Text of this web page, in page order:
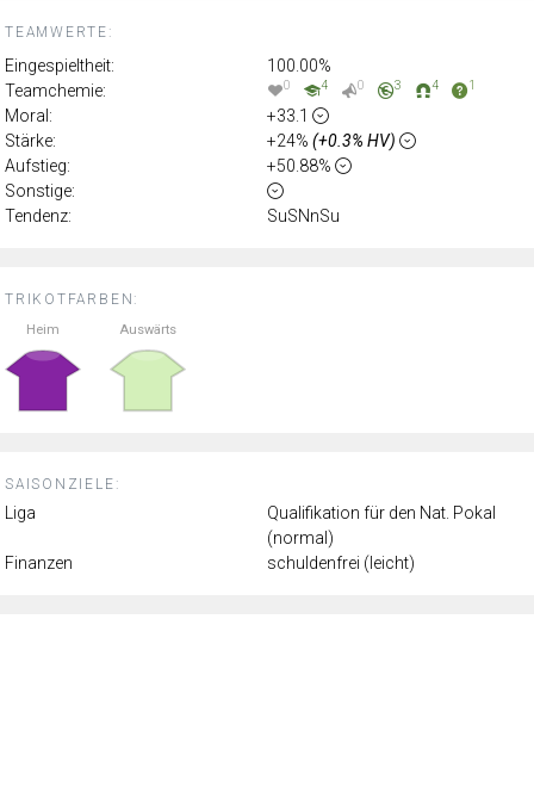
TRIKOTFARBEN:
Heim Auswärts
SAISONZIELE:
Liga
Qualifikation für den Nat. Pokal
(normal)
Finanzen
schuldenfrei (leicht)
TEAMWERTE:
Eingespieltheit:
100.00%
Teamchemie:
0 4 0 3 4 1
Moral:
+33.1
Stärke:
+24% (+0.3% HV)
Aufstieg:
+50.88%
Sonstige:
Tendenz:
SuSNnSu